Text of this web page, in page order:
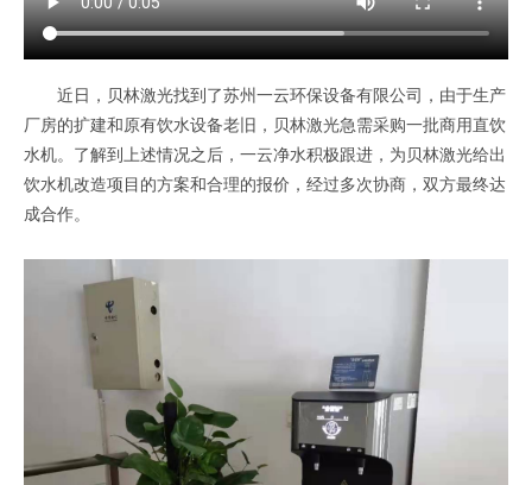
近日，贝林激光找到了苏州一云环保设备有限公司，由于生产
厂房的扩建和原有饮水设备老旧，贝林激光急需采购一批商用直饮
水机。了解到上述情况之后，一云净水积极跟进，为贝林激光给出
饮水机改造项目的方案和合理的报价，经过多次协商，双方最终达
成合作。